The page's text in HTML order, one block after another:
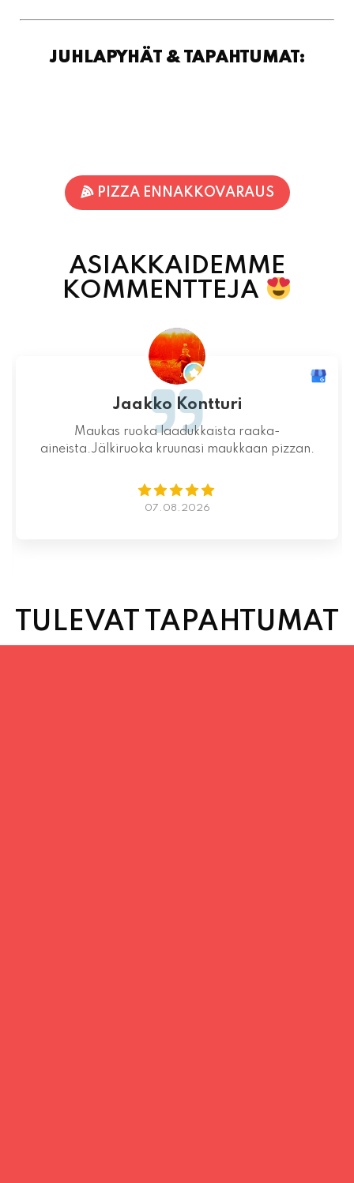
JUHLAPYHÄT & TAPAHTUMAT:
PIZZA ENNAKKOVARAUS
ASIAKKAIDEMME
KOMMENTTEJA
Jaakko Kontturi
Maukas ruoka laadukkaista raaka-
aineista.Jälkiruoka kruunasi maukkaan pizzan.
07.08.2026
TULEVAT TAPAHTUMAT